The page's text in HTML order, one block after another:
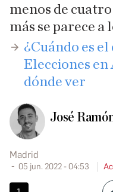
menos de
más se parece a
¿Cuándo es el
Elecciones
dónde ver
José
Madrid
05 jun. 2022 - 04:53